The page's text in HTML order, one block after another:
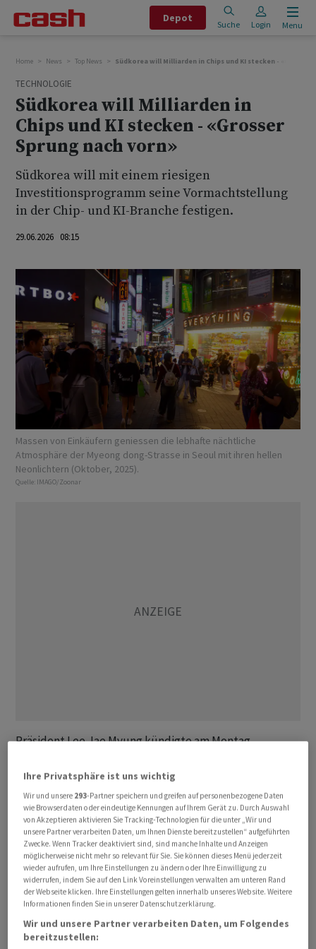
Depot
Suche Login Menu
Home News Top News Südkorea will Milliarden in Chips und KI stecken - «Grosser
TECHNOLOGIE
Südkorea will Milliarden in
Chips und KI stecken - «Grosser
Sprung nach vorn»
Südkorea will mit einem riesigen
Investitionsprogramm seine Vormachtstellung
in der Chip- und KI-Branche festigen.
29.06.2026 08:15
Massen von Einkäufern geniessen die lebhafte nächtliche
Atmosphäre der Myeong dong-Strasse in Seoul mit ihren hellen
Neonlichtern (Oktober, 2025).
Quelle: IMAGO/Zoonar
Präsident Lee Jae Myung kündigte am Montag
seine industrielle Stärke ausbauen will.
Medienberichten zufolge könnten die
Gesamtinvestitionen ⁠in den kommenden Jahren eine
Billiarde Won (umgerechnet rund 569 Milliarden Euro)
übersteigen. An der im Fernsehen übertragenen
‌Ankündigung nahmen auch die Chefs vonSamsung
Electronics und ‌SK Hynixteil, den beiden weltgrössten
Herstellern ​von Speicherchips.
«Wir müssen die Kernelemente der Künstlichen
Ihre Privatsphäre ist uns wichtig
Wir und unsere 293-Partner speichern und greifen auf personenbezogene Daten
wie Browserdaten oder eindeutige Kennungen auf Ihrem Gerät zu. Durch Auswahl
von Akzeptieren aktivieren Sie Tracking-Technologien für die unter „Wir und
unsere Partner verarbeiten Daten, um Ihnen Dienste bereitzustellen“ aufgeführten
Zwecke. Wenn Tracker deaktiviert sind, sind manche Inhalte und Anzeigen
möglicherweise nicht mehr so relevant für Sie. Sie können dieses Menü jederzeit
wieder aufrufen, um Ihre Einstellungen zu ändern oder Ihre Einwilligung zu
widerrufen, indem Sie auf den Link Voreinstellungen verwalten am unteren Rand
der Webseite klicken. Ihre Einstellungen gelten innerhalb unseres Website. Weitere
Informationen finden Sie in unserer Datenschutzerklärung.
Wir und unsere Partner verarbeiten Daten, um Folgendes
bereitzustellen: